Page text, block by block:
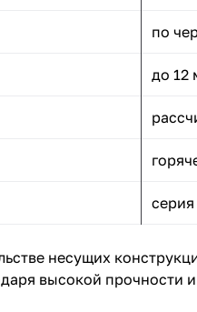
по
до 12
несущих
высокой прочности